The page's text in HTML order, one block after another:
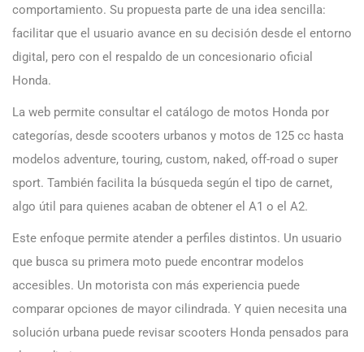
comportamiento. Su propuesta parte de una idea sencilla:
facilitar que el usuario avance en su decisión desde el entorno
digital, pero con el respaldo de un concesionario oficial
Honda.
La web permite consultar el catálogo de motos Honda por
categorías, desde scooters urbanos y motos de 125 cc hasta
modelos adventure, touring, custom, naked, off-road o super
sport. También facilita la búsqueda según el tipo de carnet,
algo útil para quienes acaban de obtener el A1 o el A2.
Este enfoque permite atender a perfiles distintos. Un usuario
que busca su primera moto puede encontrar modelos
accesibles. Un motorista con más experiencia puede
comparar opciones de mayor cilindrada. Y quien necesita una
solución urbana puede revisar scooters Honda pensados para